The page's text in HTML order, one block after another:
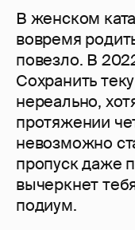
В женском
вовремя
повезло. В
Сохранить
нереально,
протяжении
невозможно
пропуск даже
вычеркнет
подиум.